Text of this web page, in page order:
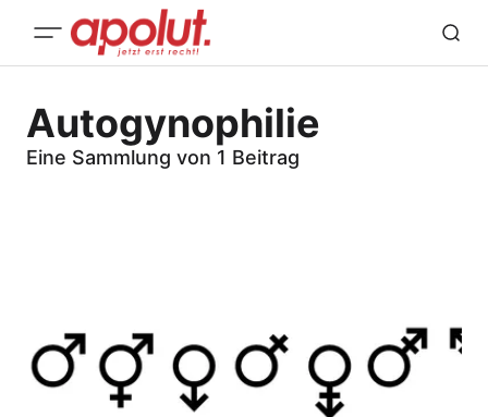
Autogynophilie
Eine Sammlung von 1 Beitrag